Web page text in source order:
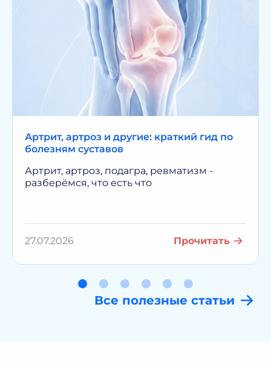
Артрит, артроз и другие: краткий гид по
болезням суставов
Артрит, артроз, подагра, ревматизм -
разберёмся, что есть что
27.07.2026 Прочитать
Все полезные статьи